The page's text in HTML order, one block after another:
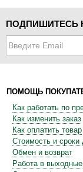
ПОДПИШИТЕСЬ
ПОМОЩЬ
Как работать по
Как изменить заказ
Как оплатить товар
Стоимость и сроки
Обмен и возврат
Работа в